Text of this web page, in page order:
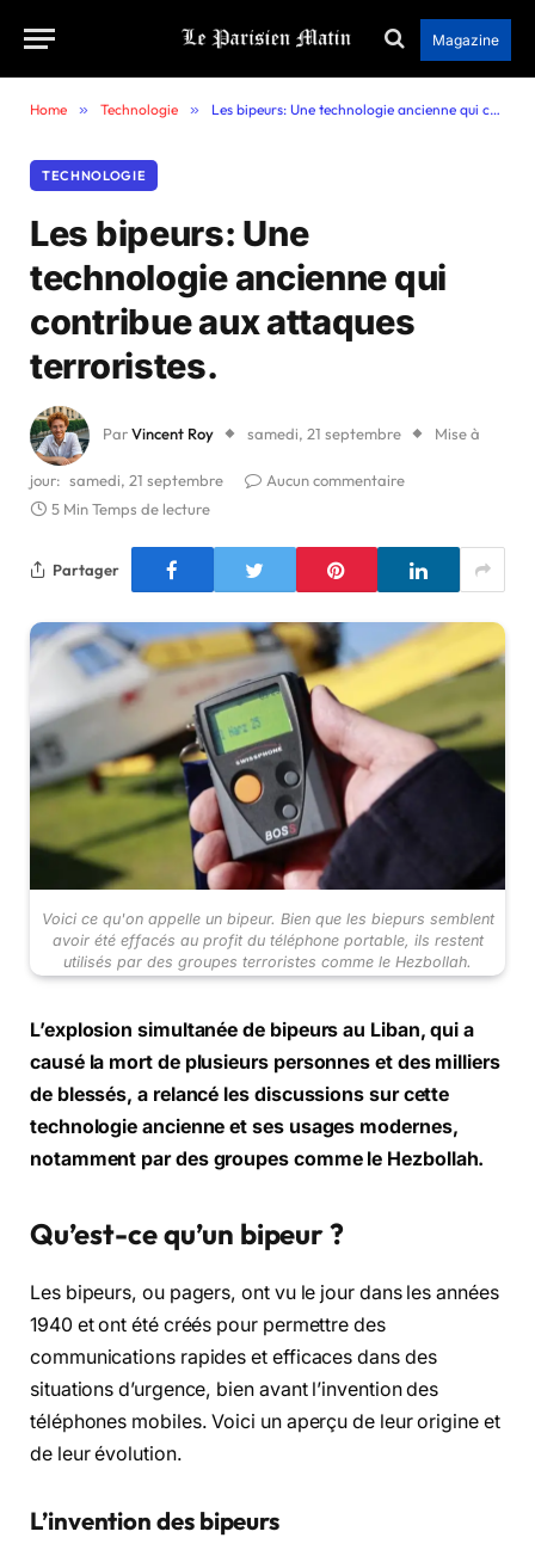
Magazine
Home » Technologie » Les bipeurs: Une technologie ancienne qui contribue aux attaques terroristes.
TECHNOLOGIE
Les bipeurs: Une
technologie ancienne qui
contribue aux attaques
terroristes.
ParVincent Roy samedi, 21 septembre Mise à
jour: samedi, 21 septembre
Aucun commentaire
5 Min Temps de lecture
Partager
Voici ce qu'on appelle un bipeur. Bien que les biepurs semblent
avoir été effacés au profit du téléphone portable, ils restent
utilisés par des groupes terroristes comme le Hezbollah.
L’explosion simultanée de bipeurs au Liban, qui a
causé la mort de plusieurs personnes et des milliers
de blessés, a relancé les discussions sur cette
technologie ancienne et ses usages modernes,
notamment par des groupes comme le Hezbollah.
Qu’est-ce qu’un bipeur ?
Les bipeurs, ou pagers, ont vu le jour dans les années
1940 et ont été créés pour permettre des
communications rapides et efficaces dans des
situations d’urgence, bien avant l’invention des
téléphones mobiles. Voici un aperçu de leur origine et
de leur évolution.
L’invention des bipeurs